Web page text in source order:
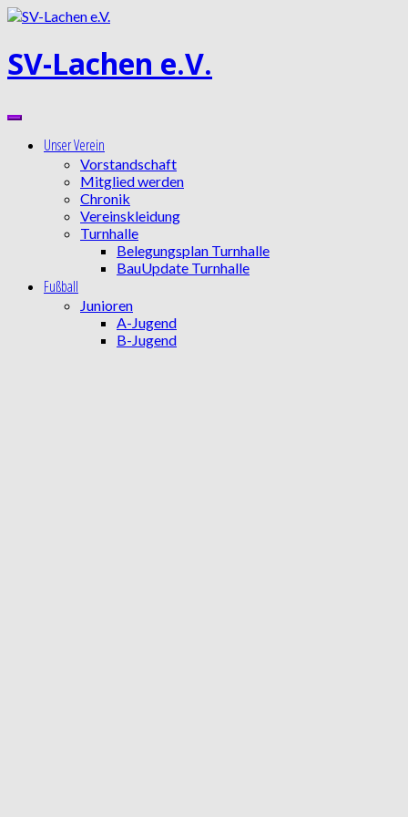
Zum
springen
SV-Lachen e.V.
Unser Verein
Vorstandschaft
Mitglied werden
Chronik
Vereinskleidung
Turnhalle
Belegungsplan Turnhalle
BauUpdate Turnhalle
Fußball
Junioren
A-Jugend
B-Jugend